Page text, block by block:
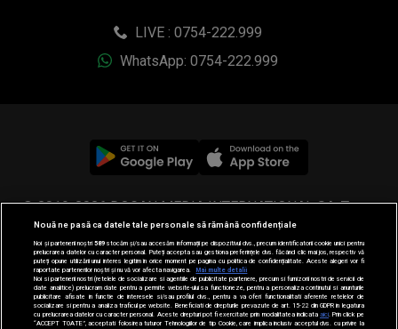
LIVE : 0754-222.999
WhatsApp: 0754-222.999
© 2019-2026 DOGAN MEDIA INTERNATIONAL SA, Toate
drepturile rezervate.
Nouă ne pasă ca datele tale personale să rămână confidențiale
Noi și partenerii noștri589stocăm și/sau accesăm informații pe dispozitivul dvs., precum identificatorii cookie unici pentru
prelucrarea datelor cu caracter personal. Puteți accepta sau gestiona preferințele dvs. făcând clic mai jos, respectiv vă
puteți opune utilizării unui interes legitim în orice moment pe pagina cu politica de confidențialitate. Aceste alegeri vor fi
raportate partenerilor noștri și nu vă vor afecta navigarea.
Mai multe detalii
Noi si partenerii nostri (retelele de socializare si agentiile de publicitate partenere, precum si furnizorii nostri de servicii de
date analitice) prelucram date pentru a permite website-ului sa functioneze, pentru a personaliza continutul si anunturile
publicitare afisate in functie de interesele si/sau profilul dvs., pentru a va oferi functionalitati aferente retelelor de
socializare si pentru a analiza traficul pe website. Beneficiati de drepturile prevazute de art. 15-22 din GDPR in legatura
cu prelucrarea datelor cu caracter personal. Aceste drepturi pot fi exercitate prin modalitatea indicataaici . Prin click pe
“ACCEPT TOATE”, acceptati folosirea tuturor Tehnologiilor de tip Cookie, care implica inclusiv acceptul dvs. cu privire la